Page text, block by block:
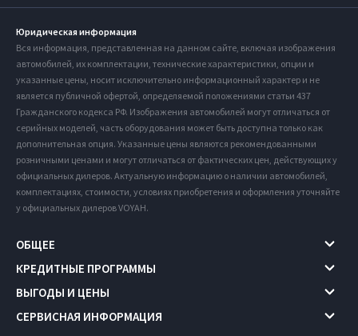
Юридическая информация
Вся информация, представленная на данном сайте, включая изображения
автомобилей, их комплектации, технические характеристики, опции и
указанные цены, носит исключительно информационный характер и не
является публичной офертой, определяемой положениями статьи 437
Гражданского кодекса РФ. Изображения автомобилей могут отличаться от
серийных моделей, часть оборудования может быть доступна только как
дополнительная опция. Указанные цены являются рекомендованными
розничными ценами и могут отличаться от фактических цен, действующих у
официальных дилеров. Актуальную информацию о наличии автомобилей,
комплектациях, стоимости, условиях приобретения и оформления уточняйте
у официальных дилеров VOYAH.
ОБЩЕЕ
КРЕДИТНЫЕ ПРОГРАММЫ
ВЫГОДЫ И ЦЕНЫ
СЕРВИСНАЯ ИНФОРМАЦИЯ